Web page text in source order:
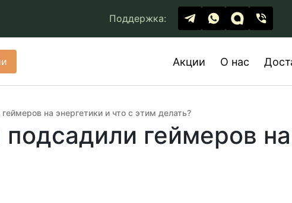
Поддержка:
Акции О нас
на энергетики и что с этим делать?
геймеров